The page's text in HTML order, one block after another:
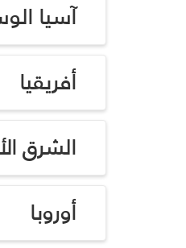
آسيا
أفريقيا
الشرق
أوروبا